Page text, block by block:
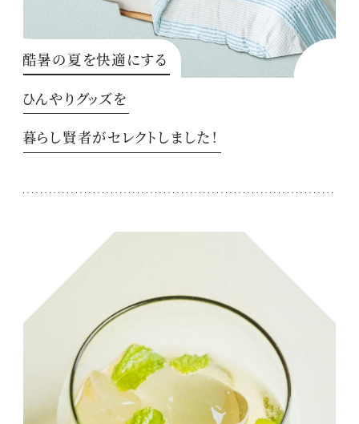
酷暑の夏を快適にする
ひんやりグッズを
暮らし賢者がセレクトしました！